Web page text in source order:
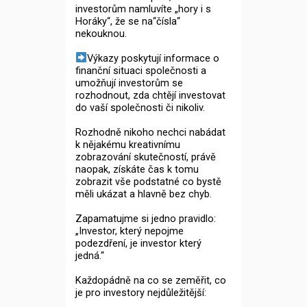
investorům namluvíte „hory i s
Horáky“, že se na“čísla“
nekouknou.
Výkazy poskytují informace o
finanční situaci společnosti a
umožňují investorům se
rozhodnout, zda chtějí investovat
do vaší společnosti či nikoliv.
Rozhodně nikoho nechci nabádat
k nějakému kreativnímu
zobrazování skutečností, právě
naopak, získáte čas k tomu
zobrazit vše podstatné co bystě
měli ukázat a hlavně bez chyb.
Zapamatujme si jedno pravidlo:
„Investor, který nepojme
podezdření, je investor který
jedná.“
Každopádně na co se zeměřit, co
je pro investory nejdůležitější: